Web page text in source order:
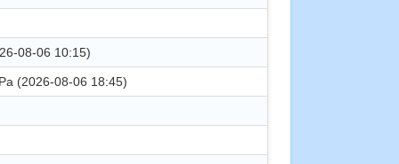
08-06 10:15)
(2026-08-06 18:45)